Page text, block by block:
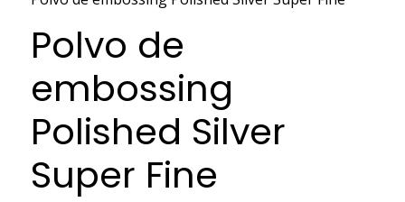
Polvo de
embossing
Polished Silver
Super Fine